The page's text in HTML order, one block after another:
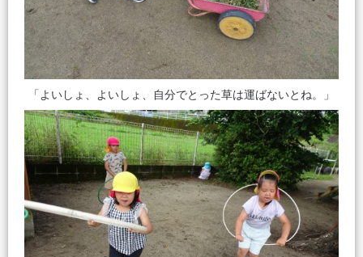
「よいしょ、よいしょ、自分でとった草は運ばないとね。」